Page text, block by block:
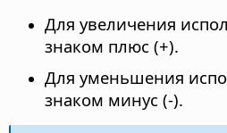
Для увеличения
знаком плюс (+).
Для уменьшения
знаком минус (-).